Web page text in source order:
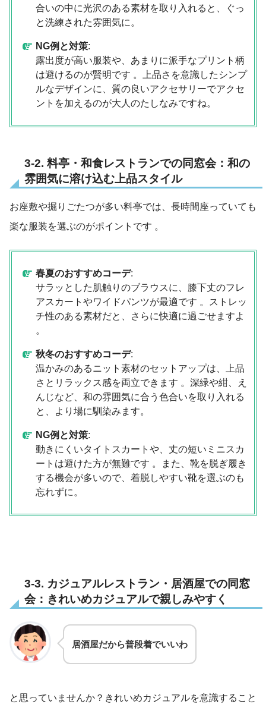
合いの中に光沢のある素材を取り入れると、ぐっ
と洗練された雰囲気に。
NG例と対策:
露出度が高い服装や、あまりに派手なプリント柄
は避けるのが賢明です 。上品さを意識したシンプ
ルなデザインに、質の良いアクセサリーでアクセ
ントを加えるのが大人のたしなみですね。
3-2. 料亭・和食レストランでの同窓会：和の
雰囲気に溶け込む上品スタイル
お座敷や掘りごたつが多い料亭では、長時間座っていても
楽な服装を選ぶのがポイントです 。
春夏のおすすめコーデ:
サラッとした肌触りのブラウスに、膝下丈のフレ
アスカートやワイドパンツが最適です 。ストレッ
チ性のある素材だと、さらに快適に過ごせますよ
。
秋冬のおすすめコーデ:
温かみのあるニット素材のセットアップは、上品
さとリラックス感を両立できます 。深緑や紺、え
んじなど、和の雰囲気に合う色合いを取り入れる
と、より場に馴染みます。
NG例と対策:
動きにくいタイトスカートや、丈の短いミニスカ
ートは避けた方が無難です 。また、靴を脱ぎ履き
する機会が多いので、着脱しやすい靴を選ぶのも
忘れずに。
3-3. カジュアルレストラン・居酒屋での同窓
会：きれいめカジュアルで親しみやすく
居酒屋だから普段着でいいわ
と思っていませんか？きれいめカジュアルを意識すること